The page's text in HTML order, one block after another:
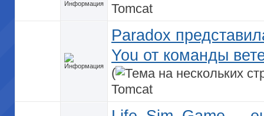
Tomcat
Paradox
You от команды
(
Tomcat